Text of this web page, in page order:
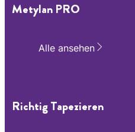
Metylan PRO
Alle ansehen
Richtig Tapezieren